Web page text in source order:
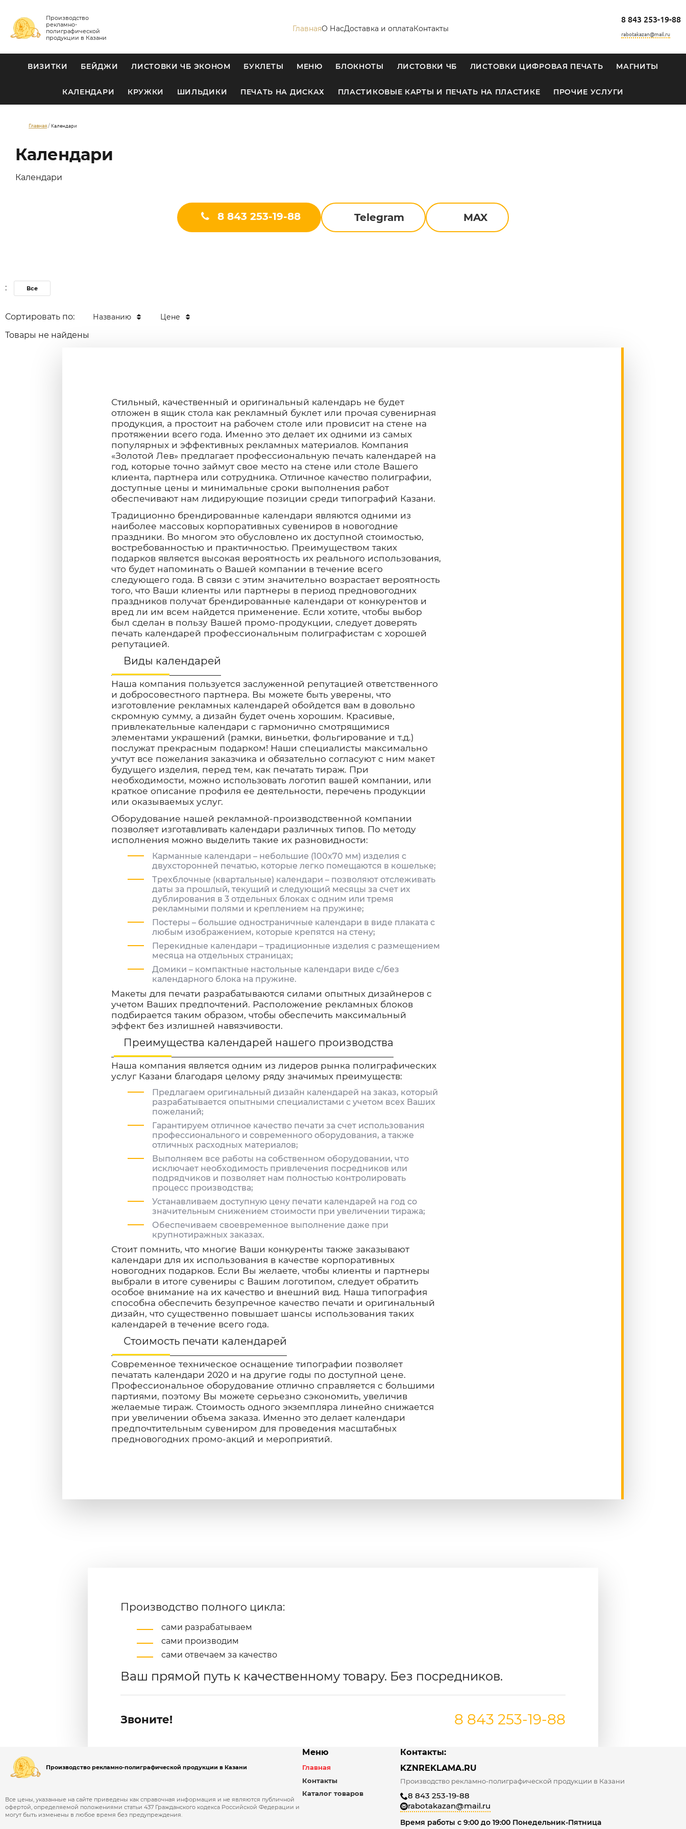
Производство
рекламно-
полиграфической
продукции в Казани
ГлавнаяО НасДоставка и оплатаКонтакты
8 843 253-19-88
rabotakazan@mail.ru
ВИЗИТКИ БЕЙДЖИ ЛИСТОВКИ ЧБ ЭКОНОМ БУКЛЕТЫ МЕНЮ БЛОКНОТЫ ЛИСТОВКИ ЧБ ЛИСТОВКИ ЦИФРОВАЯ ПЕЧАТЬ МАГНИТЫ
КАЛЕНДАРИ КРУЖКИ ШИЛЬДИКИ ПЕЧАТЬ НА ДИСКАХ ПЛАСТИКОВЫЕ КАРТЫ И ПЕЧАТЬ НА ПЛАСТИКЕ ПРОЧИЕ УСЛУГИ
Главная Календари
Календари
Календари
8 843 253-19-88 Telegram MAX
: Все
Сортировать по: Названию Цене
Товары не найдены
Стильный, качественный и оригинальный календарь не будет
отложен в ящик стола как рекламный буклет или прочая сувенирная
продукция, а простоит на рабочем столе или провисит на стене на
протяжении всего года. Именно это делает их одними из самых
популярных и эффективных рекламных материалов. Компания
«Золотой Лев» предлагает профессиональную печать календарей на
год, которые точно займут свое место на стене или столе Вашего
клиента, партнера или сотрудника. Отличное качество полиграфии,
доступные цены и минимальные сроки выполнения работ
обеспечивают нам лидирующие позиции среди типографий Казани.
Традиционно брендированные календари являются одними из
наиболее массовых корпоративных сувениров в новогодние
праздники. Во многом это обусловлено их доступной стоимостью,
востребованностью и практичностью. Преимуществом таких
подарков является высокая вероятность их реального использования,
что будет напоминать о Вашей компании в течение всего
следующего года. В связи с этим значительно возрастает вероятность
того, что Ваши клиенты или партнеры в период предновогодних
праздников получат брендированные календари от конкурентов и
вред ли им всем найдется применение. Если хотите, чтобы выбор
был сделан в пользу Вашей промо-продукции, следует доверять
печать календарей профессиональным полиграфистам с хорошей
репутацией.
Виды календарей
Наша компания пользуется заслуженной репутацией ответственного
и добросовестного партнера. Вы можете быть уверены, что
изготовление рекламных календарей обойдется вам в довольно
скромную сумму, а дизайн будет очень хорошим. Красивые,
привлекательные календари с гармонично смотрящимися
элементами украшений (рамки, виньетки, фольгирование и т.д.)
послужат прекрасным подарком! Наши специалисты максимально
учтут все пожелания заказчика и обязательно согласуют с ним макет
будущего изделия, перед тем, как печатать тираж. При
необходимости, можно использовать логотип вашей компании, или
краткое описание профиля ее деятельности, перечень продукции
или оказываемых услуг.
Оборудование нашей рекламной-производственной компании
позволяет изготавливать календари различных типов. По методу
исполнения можно выделить такие их разновидности:
Карманные календари – небольшие (100х70 мм) изделия с
двухсторонней печатью, которые легко помещаются в кошельке;
Трехблочные (квартальные) календари – позволяют отслеживать
даты за прошлый, текущий и следующий месяцы за счет их
дублирования в 3 отдельных блоках с одним или тремя
рекламными полями и креплением на пружине;
Постеры – большие одностраничные календари в виде плаката с
любым изображением, которые крепятся на стену;
Перекидные календари – традиционные изделия с размещением
месяца на отдельных страницах;
Домики – компактные настольные календари виде с/без
календарного блока на пружине.
Макеты для печати разрабатываются силами опытных дизайнеров с
учетом Ваших предпочтений. Расположение рекламных блоков
подбирается таким образом, чтобы обеспечить максимальный
эффект без излишней навязчивости.
Преимущества календарей нашего производства
Наша компания является одним из лидеров рынка полиграфических
услуг Казани благодаря целому ряду значимых преимуществ:
Предлагаем оригинальный дизайн календарей на заказ, который
разрабатывается опытными специалистами с учетом всех Ваших
пожеланий;
Гарантируем отличное качество печати за счет использования
профессионального и современного оборудования, а также
отличных расходных материалов;
Выполняем все работы на собственном оборудовании, что
исключает необходимость привлечения посредников или
подрядчиков и позволяет нам полностью контролировать
процесс производства;
Устанавливаем доступную цену печати календарей на год со
значительным снижением стоимости при увеличении тиража;
Обеспечиваем своевременное выполнение даже при
крупнотиражных заказах.
Стоит помнить, что многие Ваши конкуренты также заказывают
календари для их использования в качестве корпоративных
новогодних подарков. Если Вы желаете, чтобы клиенты и партнеры
выбрали в итоге сувениры с Вашим логотипом, следует обратить
особое внимание на их качество и внешний вид. Наша типография
способна обеспечить безупречное качество печати и оригинальный
дизайн, что существенно повышает шансы использования таких
календарей в течение всего года.
Стоимость печати календарей
Современное техническое оснащение типографии позволяет
печатать календари 2020 и на другие годы по доступной цене.
Профессиональное оборудование отлично справляется с большими
партиями, поэтому Вы можете серьезно сэкономить, увеличив
желаемые тираж. Стоимость одного экземпляра линейно снижается
при увеличении объема заказа. Именно это делает календари
предпочтительным сувениром для проведения масштабных
предновогодних промо-акций и мероприятий.
Производство полного цикла:
сами разрабатываем
сами производим
сами отвечаем за качество
Ваш прямой путь к качественному товару. Без посредников.
Звоните! 8 843 253-19-88
Производство рекламно-полиграфической продукции в Казани
Все цены, указанные на сайте приведены как справочная информация и не являются публичной
офертой, определяемой положениями статьи 437 Гражданского кодекса Российской Федерации и
могут быть изменены в любое время без предупреждения.
Меню
Главная
Контакты
Каталог товаров
Контакты:
KZNREKLAMA.RU
Производство рекламно-полиграфической продукции в Казани
8 843 253-19-88
rabotakazan@mail.ru
Время работы с 9:00 до 19:00 Понедельник-Пятница